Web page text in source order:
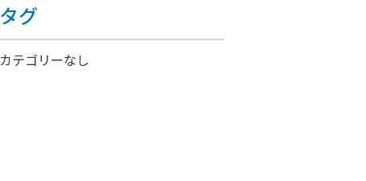
タグ
カテゴリーなし